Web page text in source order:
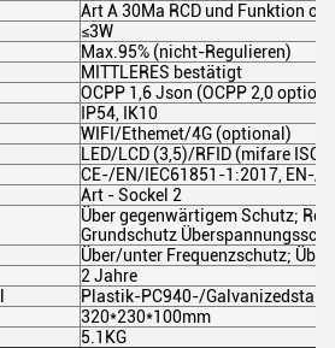
Art A 30Ma RCD und Funktion
≤3W
Max.95% (nicht-Regulieren)
MITTLERES bestätigt
OCPP 1,6 Json (OCPP 2,0
IP54, IK10
WIFI/Ethemet/4G (optional)
LED/LCD (3,5)/RFID (mifare ISO
CE-/EN/IEC61851-1:2017, EN-/
Art - Sockel 2
Über gegenwärtigem Schutz;
Grundschutz
Über/unter Frequenzschutz;
2 Jahre
Plastik-PC940-/
320*230*100mm
5.1KG